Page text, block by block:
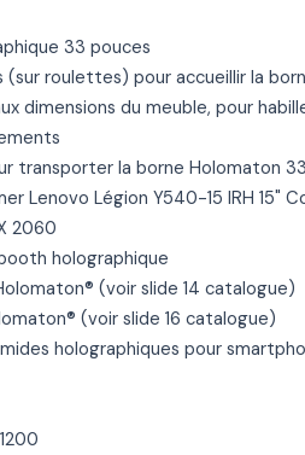
33 pouces
(sur roulettes) pour accueillir la
dimensions du meuble, pour
transporter la borne Holomaton
Lenovo Légion Y540-15 IRH 15"
2060
holographique
(voir slide 14 catalogue)
(voir slide 16 catalogue)
holographiques pour